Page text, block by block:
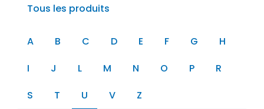
Tous les produits
A B C D E F G
H
I
J L M N O P
R
S
T U V Z